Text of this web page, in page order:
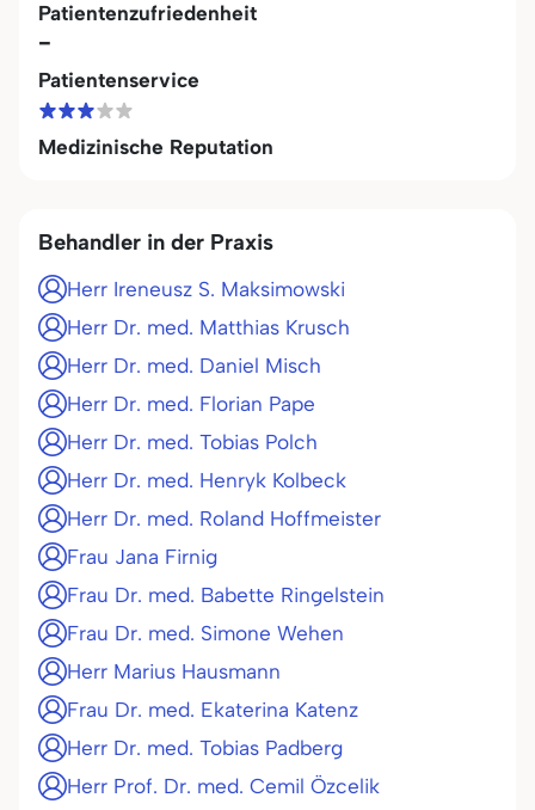
Patientenzufriedenheit
-
Patientenservice
Medizinische Reputation
Behandler in der Praxis
Herr Ireneusz S. Maksimowski
Herr Dr. med. Matthias Krusch
Herr Dr. med. Daniel Misch
Herr Dr. med. Florian Pape
Herr Dr. med. Tobias Polch
Herr Dr. med. Henryk Kolbeck
Herr Dr. med. Roland Hoffmeister
Frau Jana Firnig
Frau Dr. med. Babette Ringelstein
Frau Dr. med. Simone Wehen
Herr Marius Hausmann
Frau Dr. med. Ekaterina Katenz
Herr Dr. med. Tobias Padberg
Herr Prof. Dr. med. Cemil Özcelik